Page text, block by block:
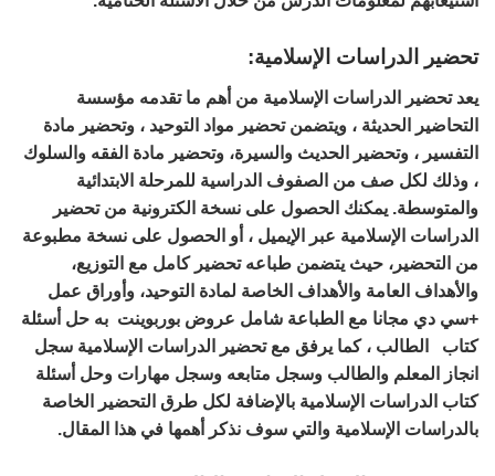
تحضير الدراسات الإسلامية:
يعد تحضير الدراسات الإسلامية من أهم ما تقدمه مؤسسة
التحاضير الحديثة ، ويتضمن تحضير مواد التوحيد ، وتحضير مادة
التفسير ، وتحضير الحديث والسيرة، وتحضير مادة الفقه والسلوك
، وذلك لكل صف من الصفوف الدراسية للمرحلة الابتدائية
والمتوسطة. يمكنك الحصول على نسخة الكترونية من تحضير
الدراسات الإسلامية عبر الإيميل ، أو الحصول على نسخة مطبوعة
من التحضير، حيث يتضمن طباعه تحضير كامل مع التوزيع،
والأهداف العامة والأهداف الخاصة لمادة التوحيد، وأوراق عمل
+سي دي مجانا مع الطباعة شامل عروض بوربوينت به حل أسئلة
كتاب الطالب ، كما يرفق مع تحضير الدراسات الإسلامية سجل
انجاز المعلم والطالب وسجل متابعه وسجل مهارات وحل أسئلة
كتاب الدراسات الإسلامية بالإضافة لكل طرق التحضير الخاصة
بالدراسات الإسلامية والتي سوف نذكر أهمها في هذا المقال.